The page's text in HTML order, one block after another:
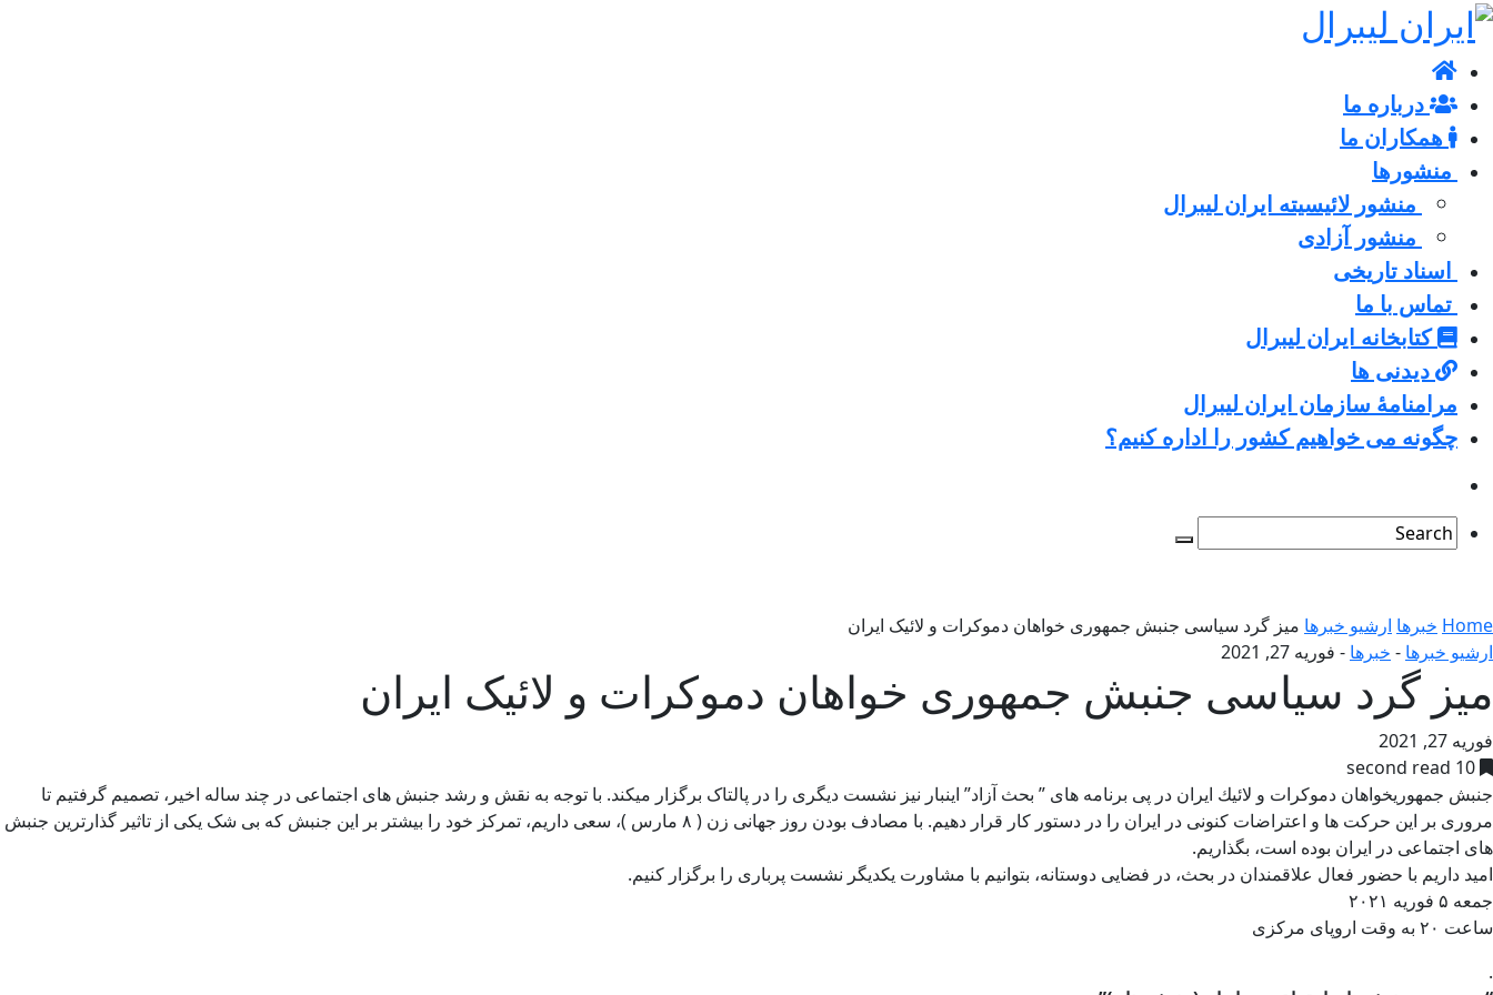
درباره ما
همکاران ما
منشورها
منشور لائیسیته ایران لیبرال
منشور آزادی
اسناد تاریخی
تماس با ما
کتابخانه ایران لیبرال
دیدنی ها
مرامنامۀ سازمان ایران لیبرال
چگونه می خواهیم کشور را اداره کنیم؟
Home خبرها ارشیو خبرها میز گرد سیاسی جنبش جمهوری ‌خواهان دموکرات و لائیک ایران
ارشیو خبرها - خبرها - فوریه 27, 2021
میز گرد سیاسی جنبش جمهوری ‌خواهان دموکرات و لائیک ایران
فوریه 27, 2021
10 second read
جنبش جمهوریخواهان دموکرات و لائيك ایران در پی برنامه های ” بحث آزاد” اینبار نیز نشست دیگری را در پالتاک برگزار میکند. با توجه به نقش و رشد جنبش های اجتماعی در چند ساله اخیر، تصمیم گرفتیم تا
مروری بر این حرکت ها و اعتراضات کنونی در ایران را در دستور کار قرار دهیم. با مصادف بودن روز جهانی زن ( ۸ مارس )، سعی داریم، تمرکز خود را بیشتر بر این جنبش که بی شک یکی از تاثیر گذارترین جنبش
های اجتماعی در ایران بوده است، بگذاریم.
امید داریم با حضور فعال علاقمندان در بحث، در فضایی دوستانه، بتوانیم با مشاورت یکدیگر نشست پرباری را برگزار کنیم.
جمعه ۵ فوریه ۲۰۲۱
ساعت ۲۰ به وقت اروپای مرکزی
.